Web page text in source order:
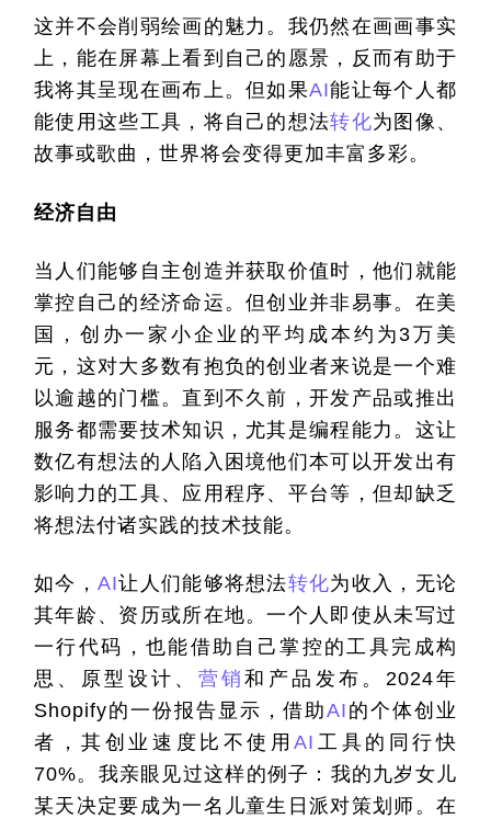
这并不会削弱绘画的魅力。我仍然在画画事实
上，能在屏幕上看到自己的愿景，反而有助于
我将其呈现在画布上。但如果AI能让每个人都
能使用这些工具，将自己的想法转化为图像、
故事或歌曲，世界将会变得更加丰富多彩。
经济自由
当人们能够自主创造并获取价值时，他们就能
掌控自己的经济命运。但创业并非易事。在美
国，创办一家小企业的平均成本约为3万美
元，这对大多数有抱负的创业者来说是一个难
以逾越的门槛。直到不久前，开发产品或推出
服务都需要技术知识，尤其是编程能力。这让
数亿有想法的人陷入困境他们本可以开发出有
影响力的工具、应用程序、平台等，但却缺乏
将想法付诸实践的技术技能。
如今， AI让人们能够将想法转化为收入，无论
其年龄、资历或所在地。一个人即使从未写过
一行代码，也能借助自己掌控的工具完成构
思、原型设计、 营销和产品发布。 2024年
Shopify的一份报告显示，借助AI 的个体创业
者，其创业速度比不使用AI 工具的同行快
70%。我亲眼见过这样的例子：我的九岁女儿
某天决定要成为一名儿童生日派对策划师。在